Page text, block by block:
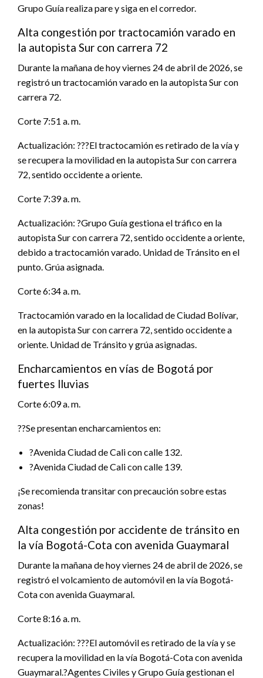
Grupo Guía realiza pare y siga en el corredor.
Alta congestión por tractocamión varado en
la autopista Sur con carrera 72
Durante la mañana de hoy viernes 24 de abril de 2026, se
registró un tractocamión varado en la autopista Sur con
carrera 72.
Corte 7:51 a. m.
Actualización: ???El tractocamión es retirado de la vía y
se recupera la movilidad en la autopista Sur con carrera
72, sentido occidente a oriente.
Corte 7:39 a. m.
Actualización: ?Grupo Guía gestiona el tráfico en la
autopista Sur con carrera 72, sentido occidente a oriente,
debido a tractocamión varado. Unidad de Tránsito en el
punto. Grúa asignada.
Corte 6:34 a. m.
Tractocamión varado en la localidad de Ciudad Bolívar,
en la autopista Sur con carrera 72, sentido occidente a
oriente. Unidad de Tránsito y grúa asignadas.
Encharcamientos en vías de Bogotá por
fuertes lluvias
Corte 6:09 a. m.
??Se presentan encharcamientos en:
?Avenida Ciudad de Cali con calle 132.
?Avenida Ciudad de Cali con calle 139.
¡Se recomienda transitar con precaución sobre estas
zonas!
Alta congestión por accidente de tránsito en
la vía Bogotá-Cota con avenida Guaymaral
Durante la mañana de hoy viernes 24 de abril de 2026, se
registró el volcamiento de automóvil en la vía Bogotá-
Cota con avenida Guaymaral.
Corte 8:16 a. m.
Actualización: ???El automóvil es retirado de la vía y se
recupera la movilidad en la vía Bogotá-Cota con avenida
Guaymaral.?Agentes Civiles y Grupo Guía gestionan el